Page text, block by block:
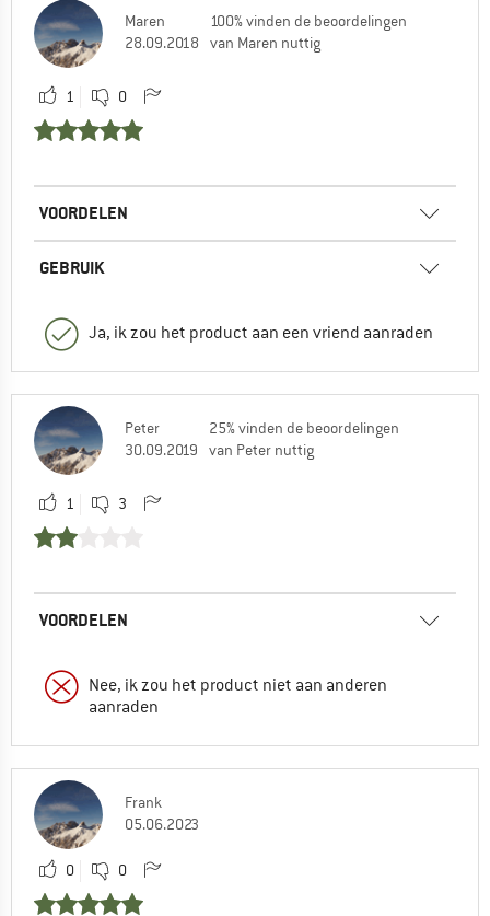
Maren
28.09.2018
100% vinden de beoordelingen
van Maren nuttig
1 0
VOORDELEN
GEBRUIK
Ja, ik zou het product aan een vriend aanraden
Peter
30.09.2019
25% vinden de beoordelingen
van Peter nuttig
1 3
VOORDELEN
Nee, ik zou het product niet aan anderen
aanraden
Frank
05.06.2023
0 0